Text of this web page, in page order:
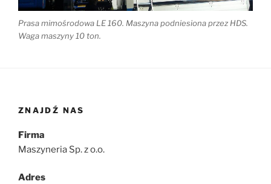
Prasa mimośrodowa LE 160. Maszyna podniesiona przez HDS.
Waga maszyny 10 ton.
ZNAJDŹ NAS
Firma
Maszyneria Sp. z o.o.
Adres